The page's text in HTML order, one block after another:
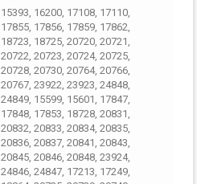
15393, 16200, 17108, 17110,
17855, 17856, 17859, 17862,
18723, 18725, 20720, 20721,
20722, 20723, 20724, 20725,
20728, 20730, 20764, 20766,
20767, 23922, 23923, 24848,
24849, 15599, 15601, 17847,
17848, 17853, 18728, 20831,
20832, 20833, 20834, 20835,
20836, 20837, 20841, 20843,
20845, 20846, 20848, 23924,
24846, 24847, 17213, 17249,